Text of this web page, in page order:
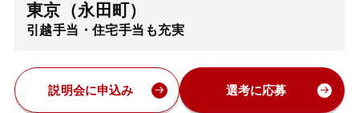
東京（永田町）
引越手当・住宅手当も充実
説明会に申込み 選考に応募
弁護士・税理士
費用